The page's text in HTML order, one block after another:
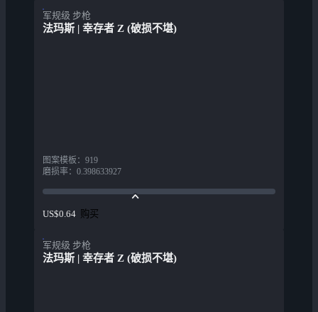
军规级 步枪
法玛斯 | 幸存者 Z (破损不堪)
图案模板 ： 919
磨损率： 0.398633927
US$0.64 购买
军规级 步枪
法玛斯 | 幸存者 Z (破损不堪)